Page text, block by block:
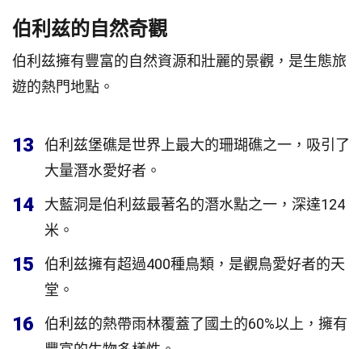
伯利兹的自然奇觀
伯利兹擁有豐富的自然資源和壯麗的景觀，是生態旅
遊的熱門地點。
13
伯利兹堡礁是世界上最大的珊瑚礁之一，吸引了
大量潛水愛好者。
14
大藍洞是伯利兹最著名的潛水點之一，深達124
米。
15
伯利兹擁有超過400種鳥類，是觀鳥愛好者的天
堂。
16
伯利兹的熱帶雨林覆蓋了國土的60%以上，擁有